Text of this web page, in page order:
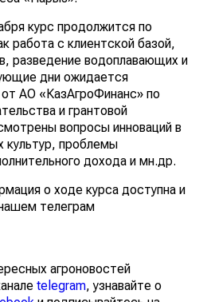
курс продолжится по
работа с клиентской базой,
разведение водоплавающих и
дни ожидается
АО «КазАгроФинанс» по
и грантовой
вопросы инноваций в
культур, проблемы
дохода и мн.др.
о ходе курса доступна и
телеграм
агроновостей
telegram, узнавайте о